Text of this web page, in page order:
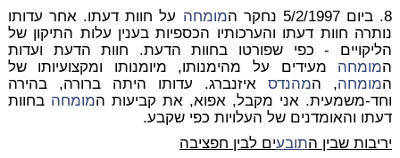
8. ביום 5/2/1997 נחקר ה
מומחה על חוות דעתו. אחר עדותו
נותרה חוות דעתו והערכותיו הכספיות בענין עלות התיקון של
הליקויים - כפי שפורטו בחוות הדעת. חוות הדעת ועדות
המומחה מעידים על מהימנותו, מיומנותו ומקצועיותו של
המומחה, המהנדסאיזנברג. עדותו היתה ברורה, בהירה
וחד-משמעית. אני מקבל, אפוא, את קביעות המומחה בחוות
דעתו והאומדנים של העלויות כפי שקבע.
יריבות שבין התובעים לבין חפציבה